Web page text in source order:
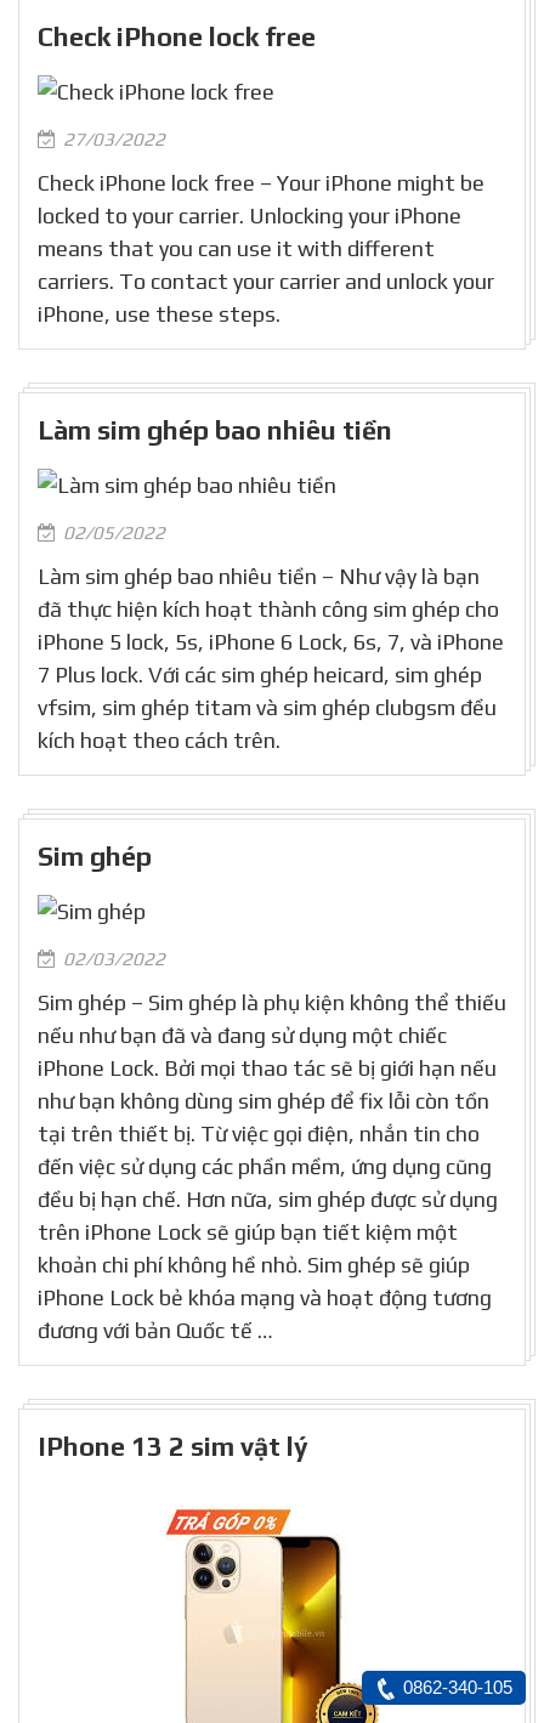
Check iPhone lock free
27/03/2022
Check iPhone lock free – Your iPhone might be
locked to your carrier. Unlocking your iPhone
means that you can use it with different
carriers. To contact your carrier and unlock your
iPhone, use these steps.
Làm sim ghép bao nhiêu tiền
02/05/2022
Làm sim ghép bao nhiêu tiền – Như vậy là bạn
đã thực hiện kích hoạt thành công sim ghép cho
iPhone 5 lock, 5s, iPhone 6 Lock, 6s, 7, và iPhone
7 Plus lock. Với các sim ghép heicard, sim ghép
vfsim, sim ghép titam và sim ghép clubgsm đều
kích hoạt theo cách trên.
Sim ghép
02/03/2022
Sim ghép – Sim ghép là phụ kiện không thể thiếu
nếu như bạn đã và đang sử dụng một chiếc
iPhone Lock. Bởi mọi thao tác sẽ bị giới hạn nếu
như bạn không dùng sim ghép để fix lỗi còn tồn
tại trên thiết bị. Từ việc gọi điện, nhắn tin cho
đến việc sử dụng các phần mềm, ứng dụng cũng
đều bị hạn chế. Hơn nữa, sim ghép được sử dụng
trên iPhone Lock sẽ giúp bạn tiết kiệm một
khoản chi phí không hề nhỏ. Sim ghép sẽ giúp
iPhone Lock bẻ khóa mạng và hoạt động tương
đương với bản Quốc tế …
IPhone 13 2 sim vật lý
0862-340-105